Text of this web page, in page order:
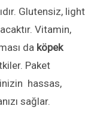
Glutensiz, light
Vitamin,
da köpek
Paket
hassas,
sağlar.